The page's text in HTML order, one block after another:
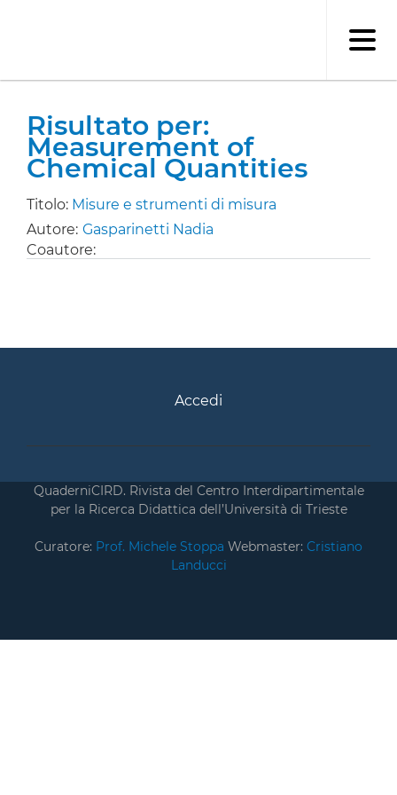
Risultato per:
Measurement of
Chemical Quantities
Titolo: Misure e strumenti di misura
Autore: Gasparinetti Nadia
Coautore:
Accedi
QuaderniCIRD. Rivista del Centro Interdipartimentale
per la Ricerca Didattica dell’Università di Trieste
Curatore: Prof. Michele Stoppa Webmaster: Cristiano
Landucci